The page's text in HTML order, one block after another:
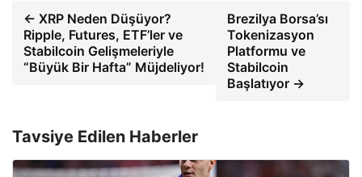
← XRP Neden Düşüyor?
Ripple, Futures, ETF’ler ve
Stabilcoin Gelişmeleriyle
“Büyük Bir Hafta” Müjdeliyor!
Brezilya Borsa’sı
Tokenizasyon
Platformu ve
Stabilcoin
Başlatıyor →
Tavsiye Edilen Haberler